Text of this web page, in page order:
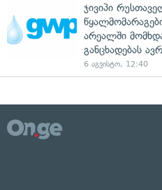
ჯივიპი
არეალში
განცხადებას
6 აგვისტო, 12:40